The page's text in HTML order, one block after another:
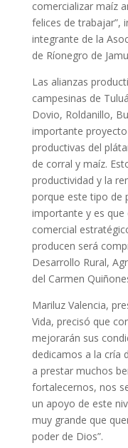
comercializar maíz
felices de trabajar”,
integrante de la
de Ríonegro de
Las alianzas
campesinas de
Dovio, Roldanillo,
importante
productivas del
de corral y maíz.
productividad y la
porque este tipo de
importante y es que
comercial
producen será
Desarrollo Rural,
del Carmen
Mariluz Valencia,
Vida, precisó que
mejorarán sus
dedicamos a la cría
a prestar muchos
fortalecernos, nos
un apoyo de este
muy grande que
poder de Dios”.